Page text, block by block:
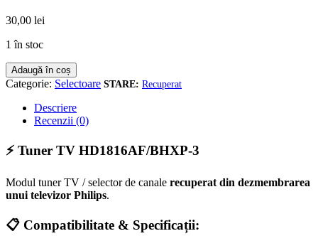
30,00 lei
1 în stoc
Cantitate
Tuner
HD1816AF/BHXP-
Adaugă în coș
Categorie: Selectoare Recuperat
Descriere
Recenzii (0)
⚡ Tuner TV HD1816AF/BHXP-3
Modul tuner TV / selector de canale recuperat din dezmembrarea
unui televizor Philips.
📋 Compatibilitate & Specificații: